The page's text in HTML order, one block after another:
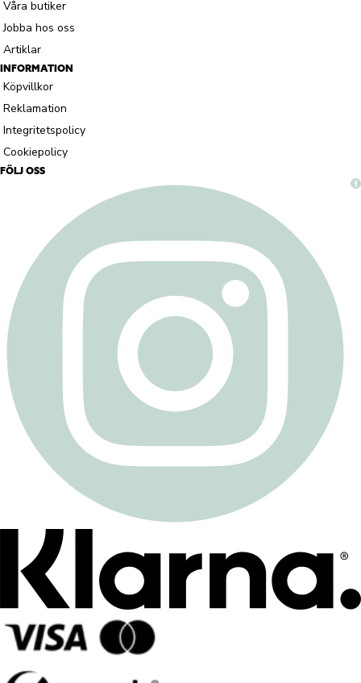
Våra butiker
Jobba hos oss
Artiklar
INFORMATION
Köpvillkor
Reklamation
Integritetspolicy
Cookiepolicy
FÖLJ OSS